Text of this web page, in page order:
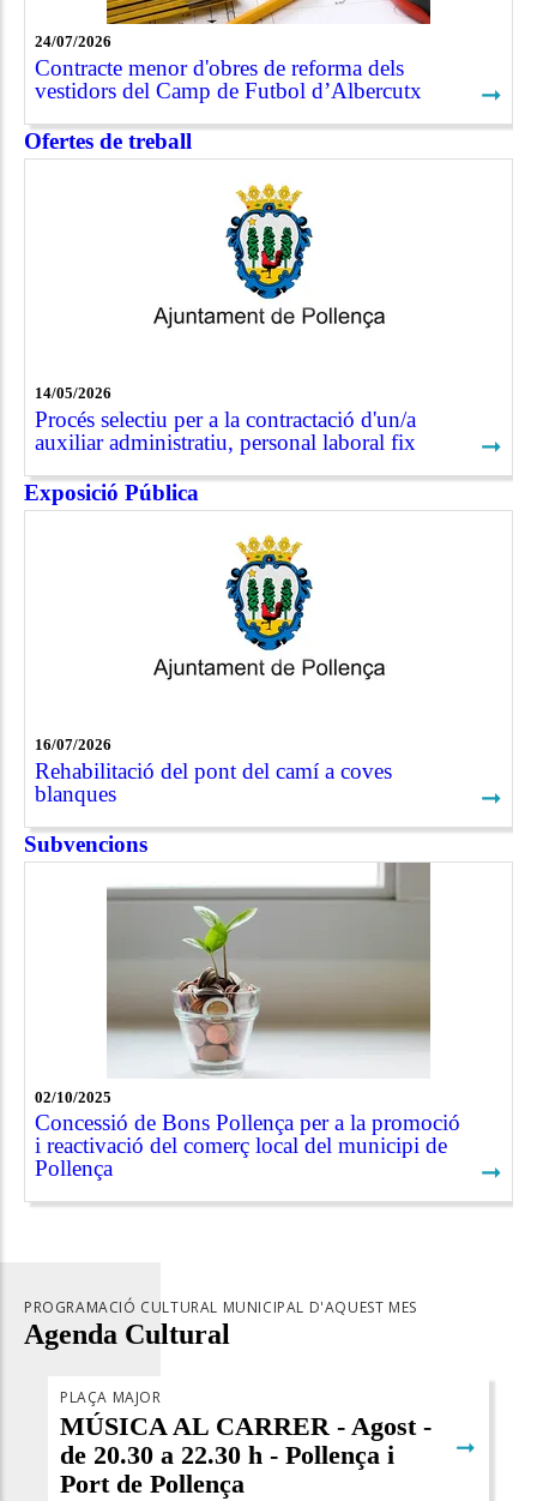
24/07/2026
Contracte menor d'obres de reforma dels
vestidors del Camp de Futbol d’Albercutx
➞
Ofertes de treball
14/05/2026
Procés selectiu per a la contractació d'un/a
auxiliar administratiu, personal laboral fix
➞
Exposició Pública
16/07/2026
Rehabilitació del pont del camí a coves
blanques
➞
Subvencions
02/10/2025
Concessió de Bons Pollença per a la promoció
i reactivació del comerç local del municipi de
Pollença
➞
PROGRAMACIÓ CULTURAL MUNICIPAL D'AQUEST MES
Agenda Cultural
PLAÇA MAJOR
MÚSICA AL CARRER - Agost -
de 20.30 a 22.30 h - Pollença i
Port de Pollença
➞